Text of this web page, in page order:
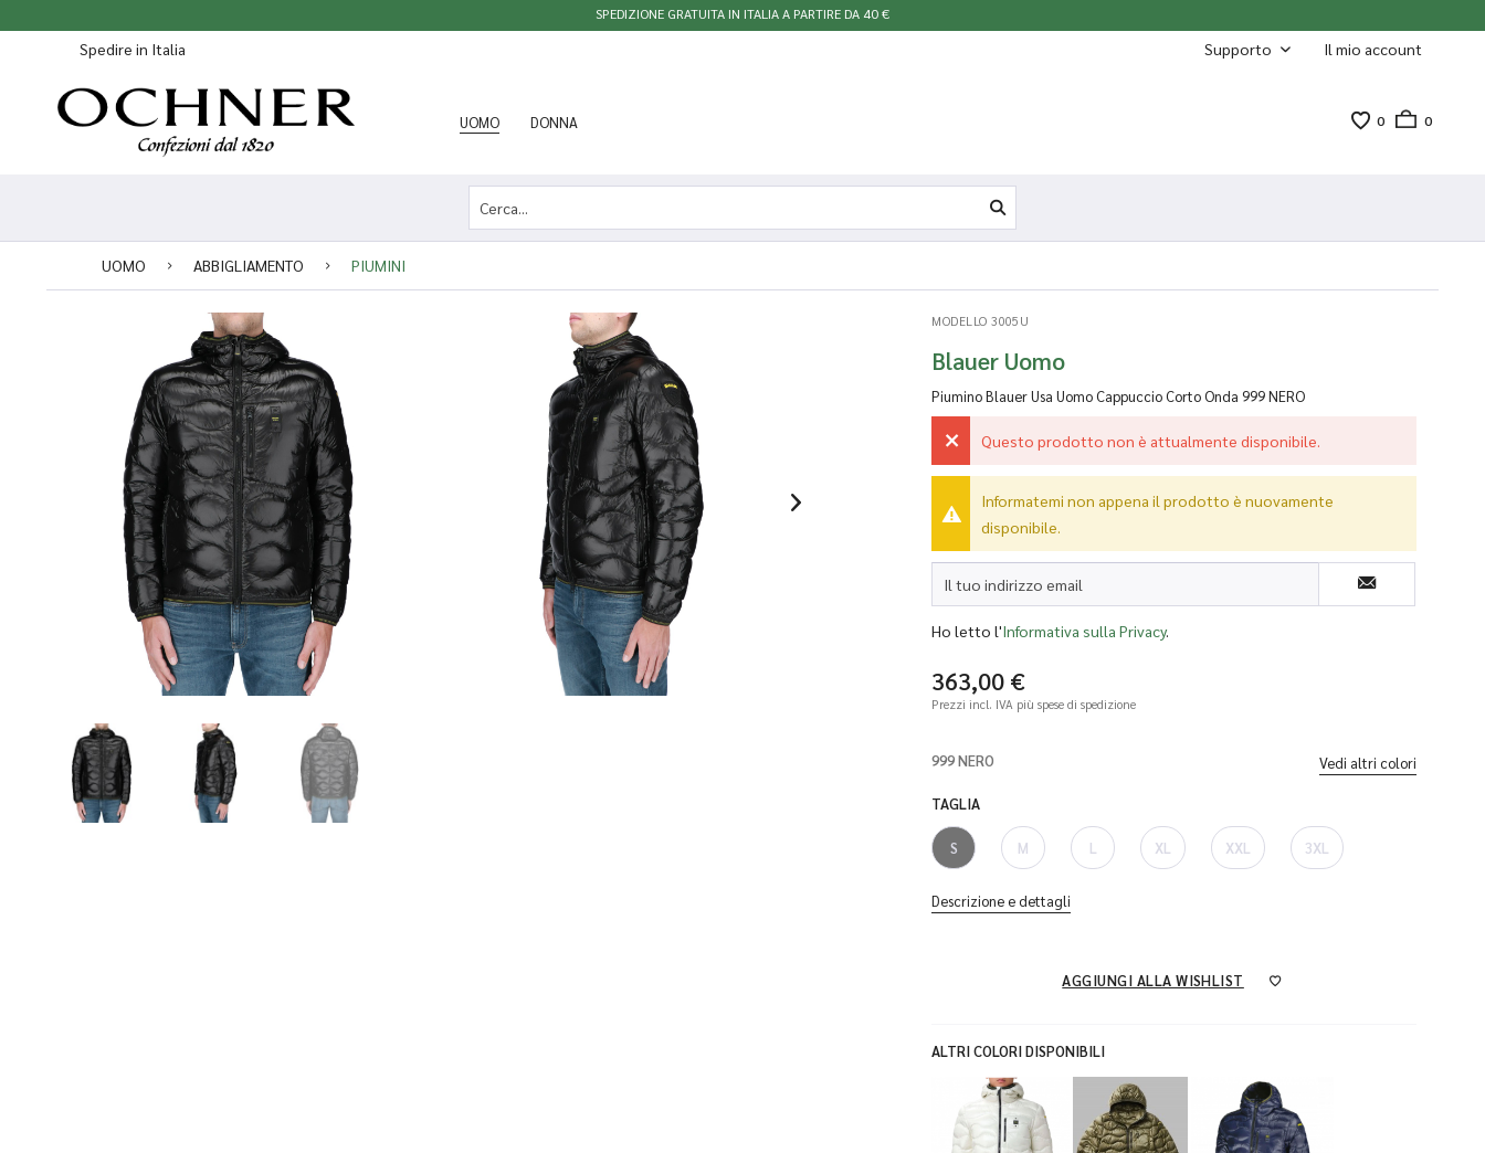
SPEDIZIONE GRATUITA IN ITALIA A PARTIRE DA 40 €
Spedire in Italia Il mio account
Supporto
UOMO DONNA 0 0
UOMO ABBIGLIAMENTO PIUMINI
MODELLO 3005U
Blauer Uomo
Piumino Blauer Usa Uomo Cappuccio Corto Onda 999 NERO
Questo prodotto non è attualmente disponibile.
Informatemi non appena il prodotto è nuovamente
disponibile.
Ho letto l'Informativa sulla Privacy.
363,00 €
Prezzi incl. IVA più spese di spedizione
999 NERO Vedi altri colori
TAGLIA
S M L XL XXL 3XL
Descrizione e dettagli
AGGIUNGI ALLA WISHLIST
ALTRI COLORI DISPONIBILI